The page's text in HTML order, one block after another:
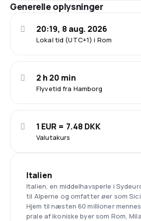
Generelle oplysninger
Lokal tid (UTC+1) i Rom
20:19, 8 aug. 2026
Flyvetid fra Hamborg
2 h 20 min
Valutakurs
1 EUR = 7.48 DKK
Italien
Italien, en middelhavsperle i
til Alperne og omfatter øer som
Hjem til næsten 60 millioner
prale af ikoniske byer som Rom,